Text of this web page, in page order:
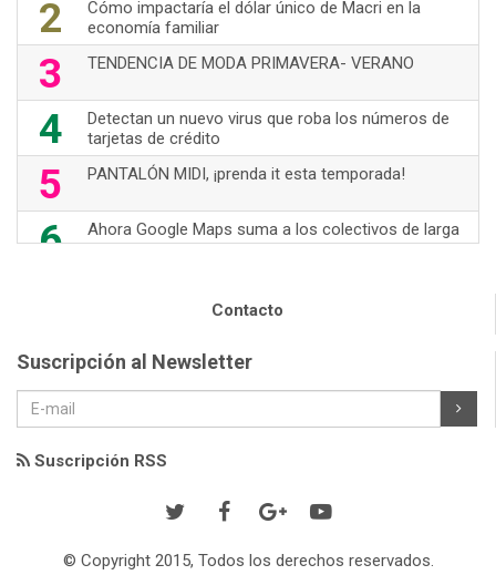
2
Cómo impactaría el dólar único de Macri en la
economía familiar
3 TENDENCIA DE MODA PRIMAVERA- VERANO
4
Detectan un nuevo virus que roba los números de
tarjetas de crédito
5 PANTALÓN MIDI, ¡prenda it esta temporada!
6
Ahora Google Maps suma a los colectivos de larga
distancia
8
9 TOM FORD- ICONO DE LA MODA
10 JUMPSUIT, prenda "it"
Contacto
Suscripción al Newsletter
Suscripción RSS
© Copyright 2015, Todos los derechos reservados.